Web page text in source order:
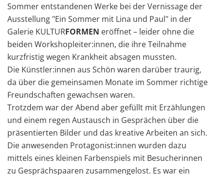
Sommer entstandenen Werke bei der Vernissage der
Ausstellung "Ein Sommer mit Lina und Paul" in der
Galerie KULTURFORMEN eröffnet – leider ohne die
beiden Workshopleiter:innen, die ihre Teilnahme
kurzfristig wegen Krankheit absagen mussten.
Die Künstler:innen aus Schön waren darüber traurig,
da über die gemeinsamen Monate im Sommer richtige
Freundschaften gewachsen waren.
Trotzdem war der Abend aber gefüllt mit Erzählungen
und einem regen Austausch in Gesprächen über die
präsentierten Bilder und das kreative Arbeiten an sich.
Die anwesenden Protagonist:innen wurden dazu
mittels eines kleinen Farbenspiels mit Besucherinnen
zu Gesprächspaaren zusammengelost. Es war ein